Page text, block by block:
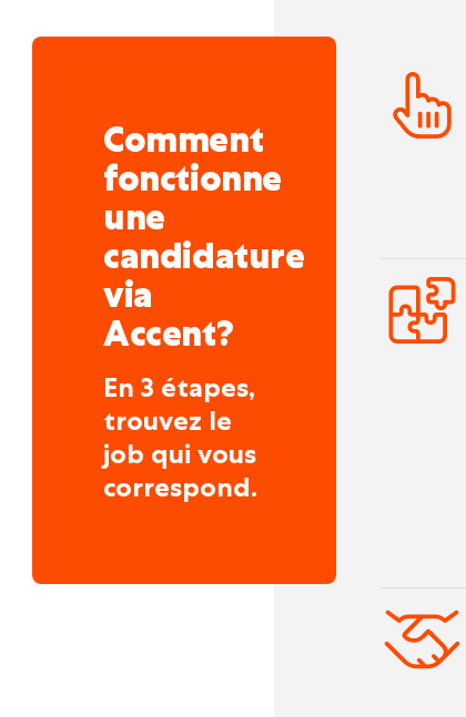
télécommunication et ce, depuis l’opérateur
l’habitation ou le bureau du client. Outre le
cuivre et coaxiaux classiques, ils installent
en fibre de verre et en fibre optique pour des
en Belgique, qu’à l’étranger).
Outre toutes ces activités, notre client
forage directionnel.
Comment
fonctionne
une
candidature
via
Accent?
En 3 étapes,
trouvez le
job qui vous
correspond.